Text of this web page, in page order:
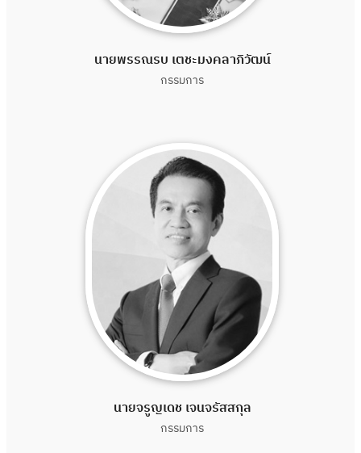
นายพรรณรบ เตชะมงคลาภิวัฒน์
กรรมการ
นายจรูญเดช เจนจรัสสกุล
กรรมการ